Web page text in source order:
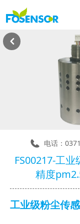
FS00217-工
精度
工业级粉尘传
낒
电话：